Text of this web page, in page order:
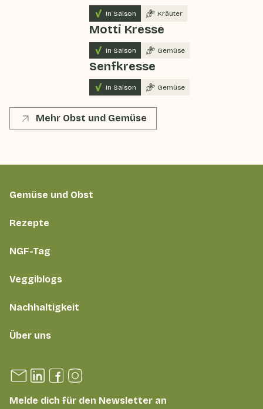
In Saison Kräuter
Motti Kresse
In Saison Gemüse
Senfkresse
In Saison Gemüse
Mehr Obst und Gemüse
Gemüse und Obst
Rezepte
NGF-Tag
Veggiblogs
Nachhaltigkeit
Über uns
Melde dich für den Newsletter an